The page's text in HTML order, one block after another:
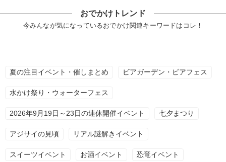
おでかけトレンド
今みんなが気になっているおでかけ関連キーワードはコレ！
夏の注目イベント・催しまとめ ビアガーデン・ビアフェス
水かけ祭り・ウォーターフェス
2026年9月19日～23日の連休開催イベント 七夕まつり
アジサイの見頃 リアル謎解きイベント
スイーツイベント お酒イベント 恐竜イベント